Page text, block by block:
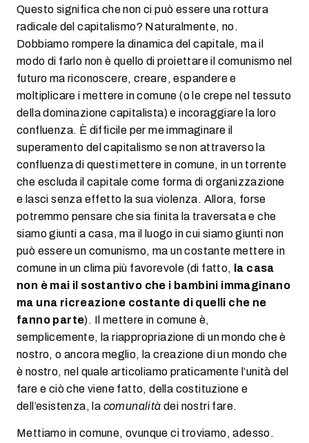
Questo significa che non ci può essere una rottura
radicale del capitalismo? Naturalmente, no.
Dobbiamo rompere la dinamica del capitale, ma il
modo di farlo non è quello di proiettare il comunismo nel
futuro ma riconoscere, creare, espandere e
moltiplicare i mettere in comune (o le crepe nel tessuto
della dominazione capitalista) e incoraggiare la loro
confluenza. È difficile per me immaginare il
superamento del capitalismo se non attraverso la
confluenza di questi mettere in comune, in un torrente
che escluda il capitale come forma di organizzazione
e lasci senza effetto la sua violenza. Allora, forse
potremmo pensare che sia finita la traversata e che
siamo giunti a casa, ma il luogo in cui siamo giunti non
può essere un comunismo, ma un costante mettere in
comune in un clima più favorevole (di fatto, la casa
non è mai il sostantivo che i bambini immaginano
ma una ricreazione costante di quelli che ne
fanno parte). Il mettere in comune è,
semplicemente, la riappropriazione di un mondo che è
nostro, o ancora meglio, la creazione di un mondo che
è nostro, nel quale articoliamo praticamente l’unità del
fare e ciò che viene fatto, della costituzione e
dell’esistenza, lacomunalitàdei nostri fare.
Mettiamo in comune, ovunque ci troviamo, adesso.